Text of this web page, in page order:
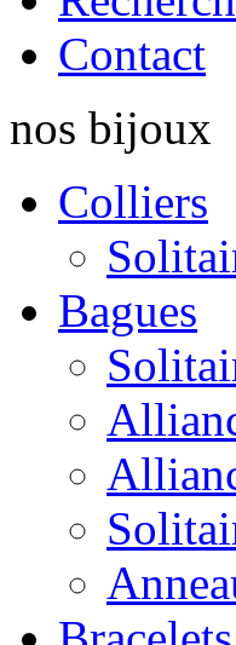
Contact
nos bijoux
Colliers
Bagues